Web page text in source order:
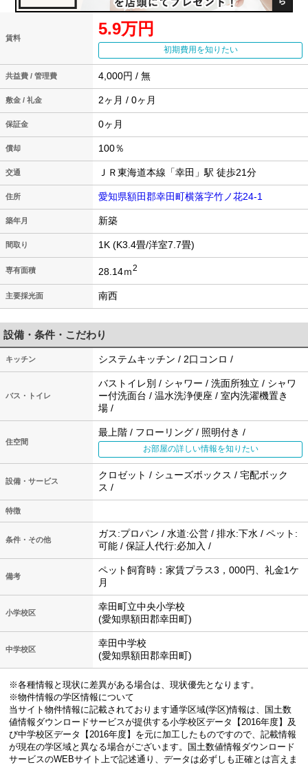
賃料 5.9万円
初期費用を知りたい
共益費 / 管理費 4,000円 / 無
敷金 / 礼金 2ヶ月 / 0ヶ月
保証金 0ヶ月
償却 100％
交通 ＪＲ東海道本線「幸田」駅 徒歩21分
住所 愛知県額田郡幸田町横落字竹ノ花24-1
築年月 新築
間取り 1K (K3.4畳/洋室7.7畳)
専有面積 28.14ｍ2
主要採光面 南西
設備・条件・こだわり
キッチン システムキッチン / 2口コンロ /
バス・トイレ
バストイレ別 / シャワー / 洗面所独立 / シャワ
ー付洗面台 / 温水洗浄便座 / 室内洗濯機置き
場 /
住空間
最上階 / フローリング / 照明付き /
お部屋の詳しい情報を知りたい
設備・サービス
クロゼット / シューズボックス / 宅配ボック
ス /
特徴
条件・その他
ガス:プロパン / 水道:公営 / 排水:下水 / ペット:
可能 / 保証人代行:必加入 /
備考
ペット飼育時：家賃プラス3，000円、礼金1ケ
月
小学校区
幸田町立中央小学校
(愛知県額田郡幸田町)
中学校区
幸田中学校
(愛知県額田郡幸田町)
※各種情報と現状に差異がある場合は、現状優先となります。
※物件情報の学区情報について
当サイト物件情報に記載されております通学区域(学区)情報は、国土数
値情報ダウンロードサービスが提供する小学校区データ【2016年度】及
び中学校区データ【2016年度】を元に加工したものですので、記載情報
が現在の学区域と異なる場合がございます。国土数値情報ダウンロード
サービスのWEBサイト上で記述通り、データは必ずしも正確とは言えま